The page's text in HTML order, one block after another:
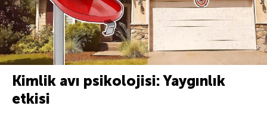
Kimlik avı psikolojisi: Yaygınlık
etkisi